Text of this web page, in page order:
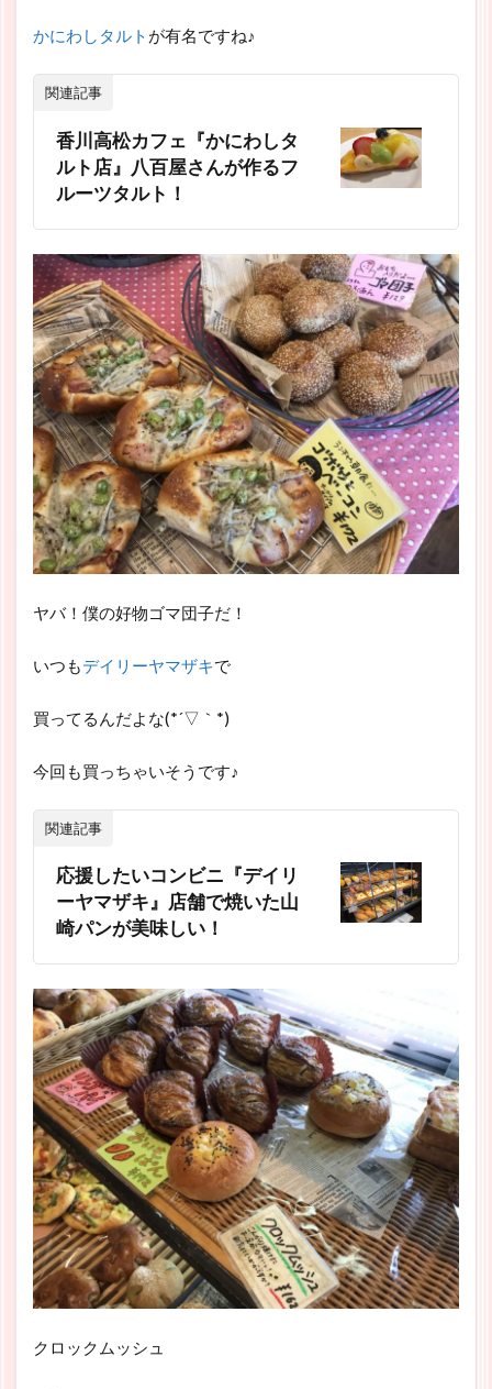
かにわしタルト が有名ですね♪
関連記事
香川高松カフェ『かにわしタ
ルト店』八百屋さんが作るフ
ルーツタルト！
ヤバ！僕の好物ゴマ団子だ！
いつもデイリーヤマザキで
買ってるんだよな(*´▽｀*)
今回も買っちゃいそうです♪
関連記事
応援したいコンビニ『デイリ
ーヤマザキ』店舗で焼いた山
崎パンが美味しい！
クロックムッシュ